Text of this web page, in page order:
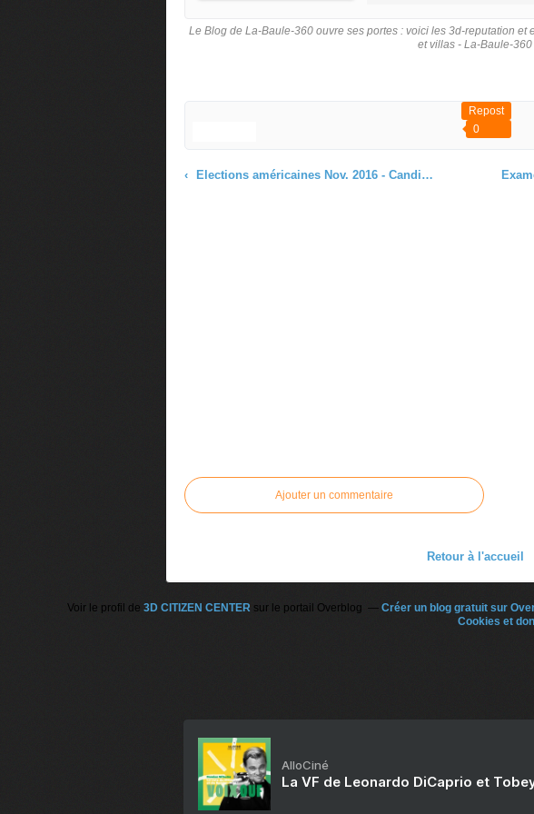
Le Blog de La-Baule-360 ouvre ses portes : voici les 3d-reputation et
et villas - La-Baule-360
Repost
0
Elections américaines Nov. 2016 - Candidat Donald TRUMP élu Président des Etats-Unis d'Amérique
Ajouter un commentaire
Retour à l'accueil
Voir le profil de 3D CITIZEN CENTERsur le portail Overblog Créer un blog gratuit sur
Cookies et
AlloCiné
La VF de Leonardo DiCaprio et